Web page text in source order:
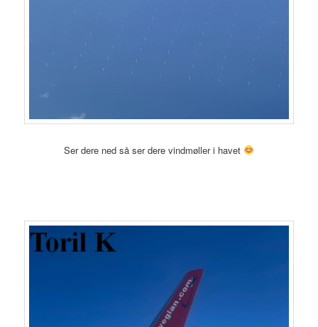
Ser dere ned så ser dere vindmøller i havet